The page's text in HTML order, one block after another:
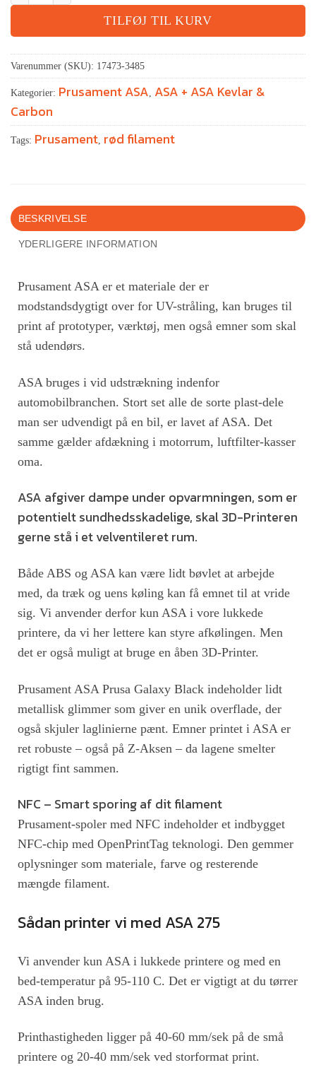
TILFØJ TIL KURV
Varenummer (SKU): 17473-3485
Kategorier: Prusament ASA ASA + ASA Kevlar &
Carbon
Tags: Prusament rød filament
BESKRIVELSE
YDERLIGERE INFORMATION
Prusament ASA er et materiale der er
modstandsdygtigt over for UV-stråling, kan bruges til
print af prototyper, værktøj, men også emner som skal
stå udendørs.
ASA bruges i vid udstrækning indenfor
automobilbranchen. Stort set alle de sorte plast-dele
man ser udvendigt på en bil, er lavet af ASA. Det
samme gælder afdækning i motorrum, luftfilter-kasser
oma.
ASA afgiver dampe under opvarmningen, som er
potentielt sundhedsskadelige, skal 3D-Printeren
gerne stå i et velventileret rum.
Både ABS og ASA kan være lidt bøvlet at arbejde
med, da træk og uens køling kan få emnet til at vride
sig. Vi anvender derfor kun ASA i vore lukkede
printere, da vi her lettere kan styre afkølingen. Men
det er også muligt at bruge en åben 3D-Printer.
Prusament ASA Prusa Galaxy Black indeholder lidt
metallisk glimmer som giver en unik overflade, der
også skjuler laglinierne pænt. Emner printet i ASA er
ret robuste – også på Z-Aksen – da lagene smelter
rigtigt fint sammen.
NFC – Smart sporing af dit filament
Prusament-spoler med NFC indeholder et indbygget
NFC-chip med OpenPrintTag teknologi. Den gemmer
oplysninger som materiale, farve og resterende
mængde filament.
Sådan printer vi med ASA 275
Vi anvender kun ASA i lukkede printere og med en
bed-temperatur på 95-110 C. Det er vigtigt at du tørrer
ASA inden brug.
Printhastigheden ligger på 40-60 mm/sek på de små
printere og 20-40 mm/sek ved storformat print.